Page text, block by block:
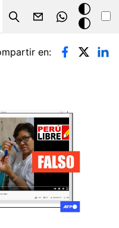
Search
Modo
oscuro
en: